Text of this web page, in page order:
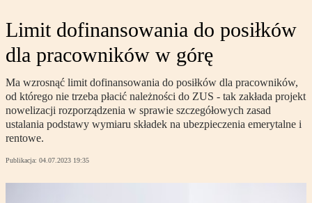
Limit dofinansowania do posiłków
dla pracowników w górę
Ma wzrosnąć limit dofinansowania do posiłków dla pracowników,
od którego nie trzeba płacić należności do ZUS - tak zakłada projekt
nowelizacji rozporządzenia w sprawie szczegółowych zasad
ustalania podstawy wymiaru składek na ubezpieczenia emerytalne i
rentowe.
Publikacja: 04.07.2023 19:35